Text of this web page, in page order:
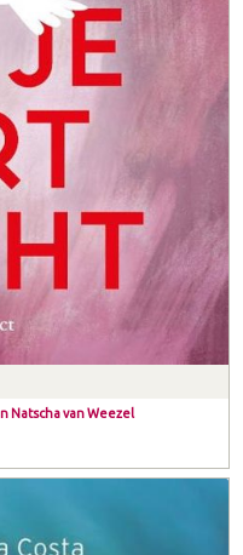
Natscha van Weezel